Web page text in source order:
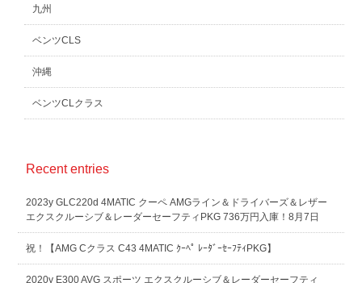
九州
ベンツCLS
沖縄
ベンツCLクラス
Recent entries
2023y GLC220d 4MATIC クーペ AMGライン＆ドライバーズ＆レザー
エクスクルーシブ＆レーダーセーフティPKG 736万円入庫！8月7日
祝！【AMG Cクラス C43 4MATIC ｸｰﾍﾟ ﾚｰﾀﾞｰｾｰﾌﾃｨPKG】
2020y E300 AVG スポーツ エクスクルーシブ＆レーダーセーフティ